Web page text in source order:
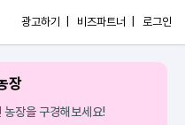
광고하기 | 비즈파트너 | 로그인
장
장을 구경해보세요!